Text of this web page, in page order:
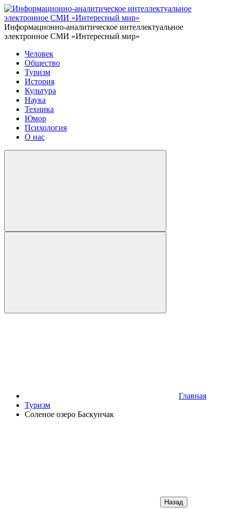
Информационно-аналитическое интеллектуальное
электронное СМИ «Интересный мир»
Человек
Общество
Туризм
История
Культура
Наука
Техника
Юмор
Психология
О нас
Главная
Туризм
Соленое озеро Баскунчак
Назад